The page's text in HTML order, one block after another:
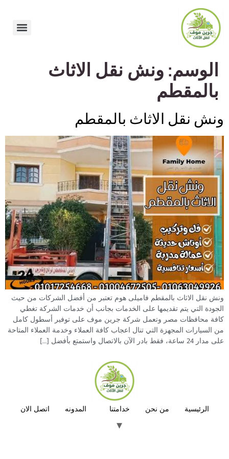
الوسم: ونش نقل الاثاث
بالمقطم
ونش نقل الاثاث بالمقطم
ونش نقل الاثاث بالمقطم فاميلى هوم تعتبر من أفضل الشركات من حيث
الجودة التي يتم تقديمها على الخدمات بجانب أن خدمات الشركة تغطي
كافة محافظات مصر وتعمل شركة جرين موف على توفير أسطول كامل
من السيارات المجهزة التي تنال اعجاب كافة العملاء وخدمة العملاء المتاحة
على مدار 24 ساعة، فقط بادر الآن بالاتصال واستمتع بأفضل […]
الرئيسية من نحن خدامتنا المدونه اتصل الان